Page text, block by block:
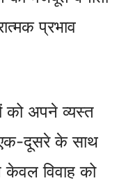
प्रभाव
को अपने व्यस्त
दूसरे के साथ
केवल विवाह को